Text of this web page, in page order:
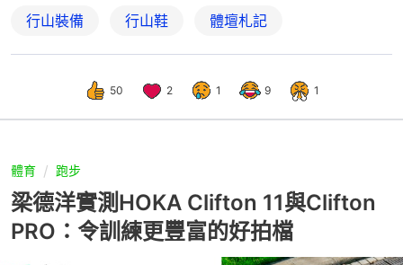
行山裝備 行山鞋 體壇札記
50 2 1 9 1
體育 跑步
梁德洋實測HOKA Clifton 11與Clifton
PRO：令訓練更豐富的好拍檔